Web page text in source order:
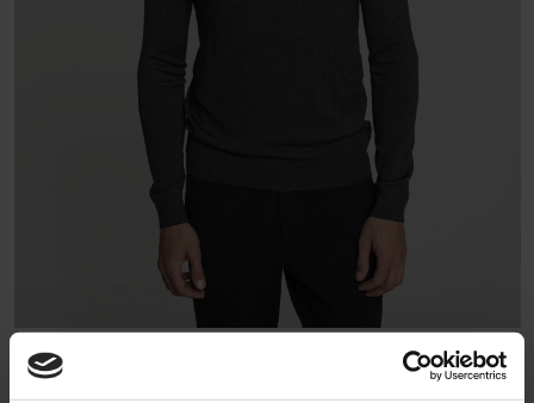
SWETER MĘSKI GOITO TN GRAFIT